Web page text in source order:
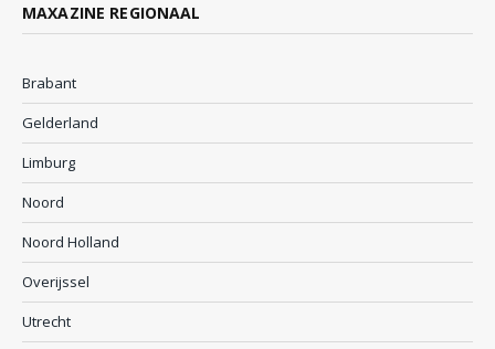
MAXAZINE REGIONAAL
Brabant
Gelderland
Limburg
Noord
Noord Holland
Overijssel
Utrecht